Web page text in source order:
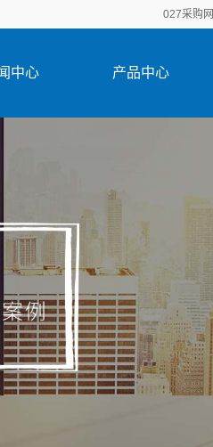
027采购网
中心 产品中心